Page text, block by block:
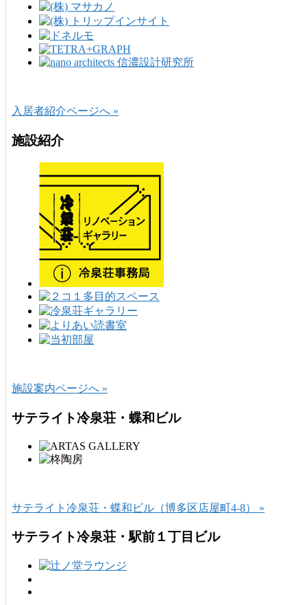
入居者紹介ページへ »
施設紹介
施設案内ページへ »
サテライト冷泉荘・蝶和ビル
サテライト冷泉荘・蝶和ビル（博多区店屋町4-8） »
サテライト冷泉荘・駅前１丁目ビル